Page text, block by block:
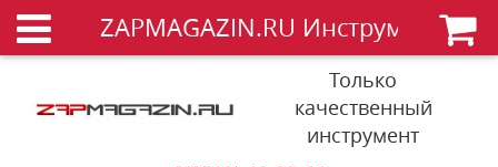
ZAPMAGAZIN.RU Инструменты
Только
качественный
инструмент